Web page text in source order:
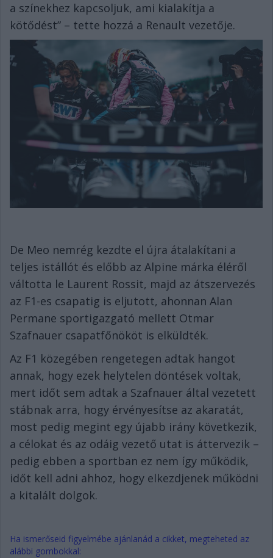
a színekhez kapcsoljuk, ami kialakítja a
kötődést” – tette hozzá a Renault vezetője.
De Meo nemrég kezdte el újra átalakítani a
teljes istállót és előbb az Alpine márka éléről
váltotta le Laurent Rossit, majd az átszervezés
az F1-es csapatig is eljutott, ahonnan Alan
Permane sportigazgató mellett Otmar
Szafnauer csapatfőnököt is elküldték.
Az F1 közegében rengetegen adtak hangot
annak, hogy ezek helytelen döntések voltak,
mert időt sem adtak a Szafnauer által vezetett
stábnak arra, hogy érvényesítse az akaratát,
most pedig megint egy újabb irány következik,
a célokat és az odáig vezető utat is áttervezik –
pedig ebben a sportban ez nem így működik,
időt kell adni ahhoz, hogy elkezdjenek működni
a kitalált dolgok.
Ha ismerőseid figyelmébe ajánlanád a cikket, megteheted az
alábbi gombokkal: